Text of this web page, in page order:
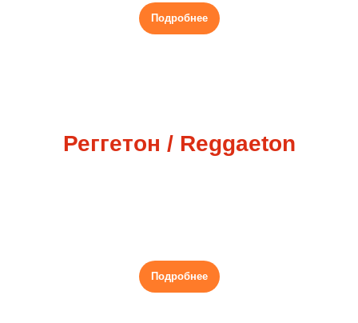
Подробнее
Реггетон / Reggaeton
Подробнее